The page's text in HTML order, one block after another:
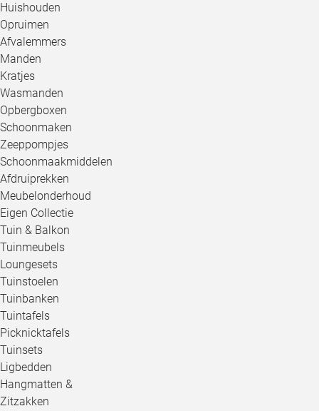
Huishouden
Opruimen
Afvalemmers
Manden
Kratjes
Wasmanden
Opbergboxen
Schoonmaken
Zeeppompjes
Schoonmaakmiddelen
Afdruiprekken
Meubelonderhoud
Eigen Collectie
Tuin & Balkon
Tuinmeubels
Loungesets
Tuinstoelen
Tuinbanken
Tuintafels
Picknicktafels
Tuinsets
Ligbedden
Hangmatten &
Zitzakken